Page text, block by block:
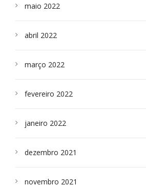
maio 2022
abril 2022
março 2022
fevereiro 2022
janeiro 2022
dezembro 2021
novembro 2021